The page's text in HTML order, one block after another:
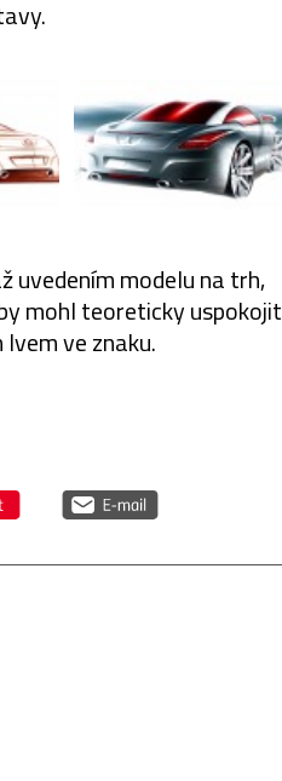
uvedením modelu na trh,
mohl teoreticky uspokojit
ve znaku.